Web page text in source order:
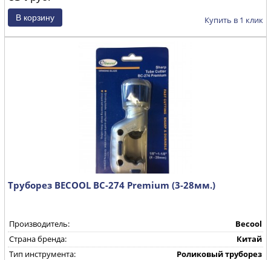
Купить в 1 клик
Труборез BECOOL BC-274 Premium (3-28мм.)
Производитель:
Becool
Страна бренда:
Китай
Тип инструмента:
Роликовый труборез